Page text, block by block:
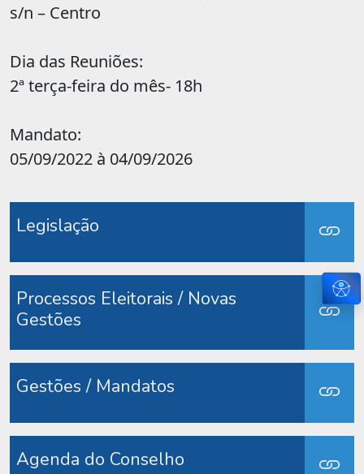
s/n – Centro
Dia das Reuniões:
2ª terça-feira do mês- 18h
Mandato:
05/09/2022 à 04/09/2026
Legislação
Processos Eleitorais / Novas
Gestões
Gestões / Mandatos
Agenda do Conselho